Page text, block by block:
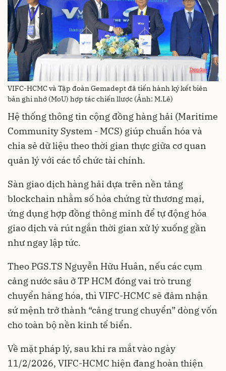
VIFC-HCMC và Tập đoàn Gemadept đã tiến hành ký kết biên
bản ghi nhớ (MoU) hợp tác chiến llược (Ảnh: M.Lê)
Hệ thống thông tin cộng đồng hàng hải (Maritime
Community System - MCS) giúp chuẩn hóa và
chia sẻ dữ liệu theo thời gian thực giữa cơ quan
quản lý với các tổ chức tài chính.
Sàn giao dịch hàng hải dựa trên nền tảng
blockchain nhằm số hóa chứng từ thương mại,
ứng dụng hợp đồng thông minh để tự động hóa
giao dịch và rút ngắn thời gian xử lý xuống gần
như ngay lập tức.
Theo PGS.TS Nguyễn Hữu Huân, nếu các cụm
cảng nước sâu ở TP HCM đóng vai trò trung
chuyển hàng hóa, thì VIFC-HCMC sẽ đảm nhận
sứ mệnh trở thành “cảng trung chuyển” dòng vốn
cho toàn bộ nền kinh tế biển.
Về mặt pháp lý, sau khi ra mắt vào ngày
11/2/2026, VIFC-HCMC hiện đang hoàn thiện